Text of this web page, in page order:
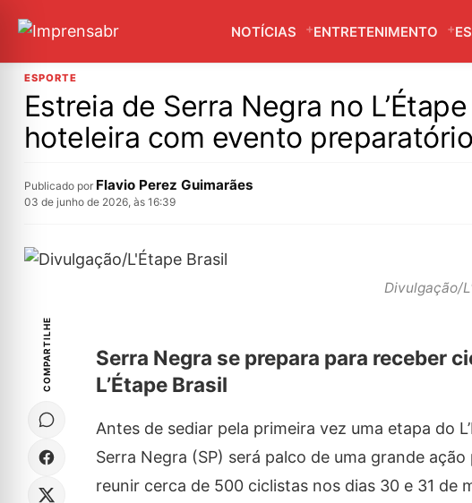
NOTÍCIAS ENTRETENIMENTO
ESPORTE
Estreia de Serra Negra no
hoteleira com evento preparatório
Publicado por Flavio Perez Guimarães
03 de junho de 2026, às 16:39
Divulgação/
COMPARTILHE
Serra Negra se prepara para receber
L’Étape Brasil
Antes de sediar pela primeira vez uma etapa do
Serra Negra (SP) será palco de uma grande
reunir cerca de 500 ciclistas nos dias 30 e 31 de